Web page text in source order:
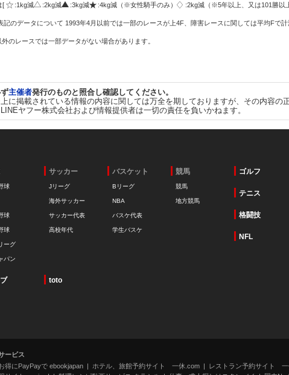
[
:1kg減 :2kg減 :3kg減 :4kg減（※女性騎手のみ）
:2kg減（※5年以上、又は101勝以
のデータについて 1993年4月以前では一部のレースが上4F、障害レースに関しては平均Fで
のレースでは一部データがない場合があります。
主催者発行のものと照合し確認してください。
に掲載されている情報の内容に関しては万全を期しておりますが、その内容
ヤフー株式会社および情報提供者は一切の責任を負いかねます。
球
球
球
ーグ
パン
サッカー
Jリーグ
海外サッカー
サッカー代表
高校年代
バスケット
Bリーグ
NBA
バスケ代表
学生バスケ
競馬
競馬
地方競馬
ゴルフ
テニス
格闘技
NFL
toto
ービス
得にPayPayで ebookjapan
ホテル、旅館予約サイト 一休.com
レストラン予約サイト